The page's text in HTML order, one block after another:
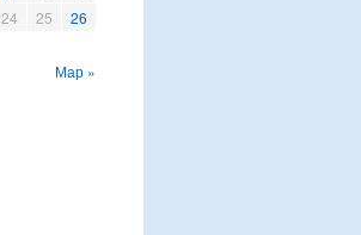
Мар »
24 25
26